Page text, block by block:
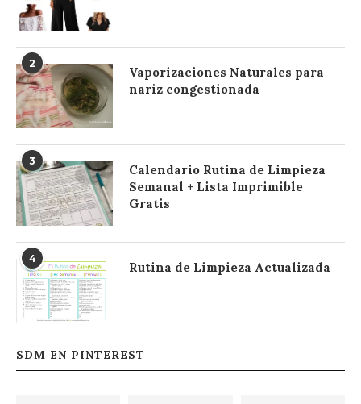
2
Vaporizaciones Naturales para
nariz congestionada
3
Calendario Rutina de Limpieza
Semanal + Lista Imprimible
Gratis
4
Rutina de Limpieza Actualizada
SDM EN PINTEREST